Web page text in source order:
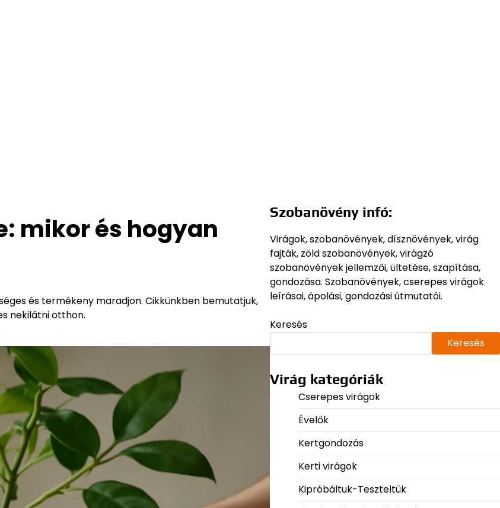
mikor és hogyan
és termékeny maradjon. Cikkünkben bemutatjuk,
nekilátni otthon.
Szobanövény infó:
Virágok, szobanövények, dísznövények, virág
fajták, zöld szobanövények, virágzó
szobanövények jellemzői, ültetése, szapítása,
gondozása. Szobanövények, cserepes virágok
leírásai, ápolási, gondozási útmutatói.
Keresés
Keresés
Virág kategóriák
Cserepes virágok
Évelők
Kertgondozás
Kerti virágok
Kipróbáltuk-Teszteltük